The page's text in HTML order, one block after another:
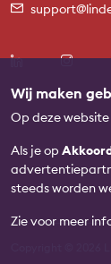
Wij maken
Op deze
Als je op
steeds worden
Zie voor meer